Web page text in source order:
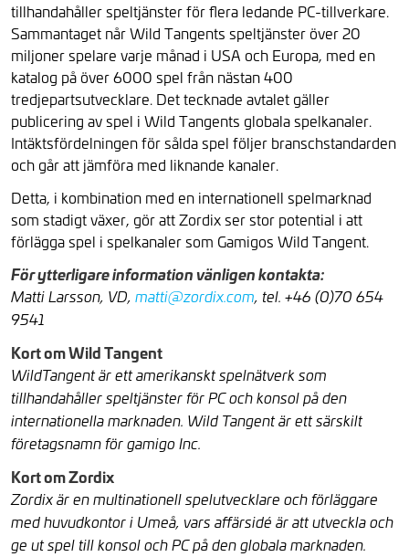
tillhandahåller speltjänster för flera ledande PC-tillverkare.
Sammantaget når Wild Tangents speltjänster över 20
miljoner spelare varje månad i USA och Europa, med en
katalog på över 6000 spel från nästan 400
tredjepartsutvecklare. Det tecknade avtalet gäller
publicering av spel i Wild Tangents globala spelkanaler.
Intäktsfördelningen för sålda spel följer branschstandarden
och går att jämföra med liknande kanaler.
Detta, i kombination med en internationell spelmarknad
som stadigt växer, gör att Zordix ser stor potential i att
förlägga spel i spelkanaler som Gamigos Wild Tangent.
För ytterligare information vänligen kontakta:
Matti Larsson, VD, matti@zordix.com, tel. +46 (0)70 654
9541
Kort om Wild Tangent
WildTangent är ett amerikanskt spelnätverk som
tillhandahåller speltjänster för PC och konsol på den
internationella marknaden. Wild Tangent är ett särskilt
företagsnamn för gamigo Inc.
Kort om Zordix
Zordix är en multinationell spelutvecklare och förläggare
med huvudkontor i Umeå, vars affärsidé är att utveckla och
ge ut spel till konsol och PC på den globala marknaden.